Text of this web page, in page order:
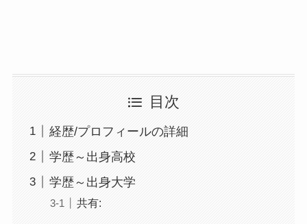
目次
経歴/プロフィールの詳細
学歴～出身高校
学歴～出身大学
共有: